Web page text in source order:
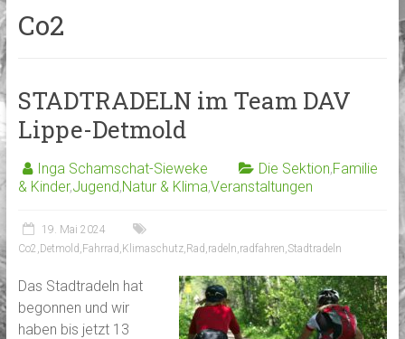
Co2
STADTRADELN im Team DAV
Lippe-Detmold
Inga Schamschat-Sieweke Die Sektion,Familie
& Kinder,Jugend,Natur & Klima,Veranstaltungen
19. Mai 2024
Co2 Detmold Fahrrad Klimaschutz, Rad radeln radfahren Stadtradeln
Das Stadtradeln hat
begonnen und wir
haben bis jetzt 13